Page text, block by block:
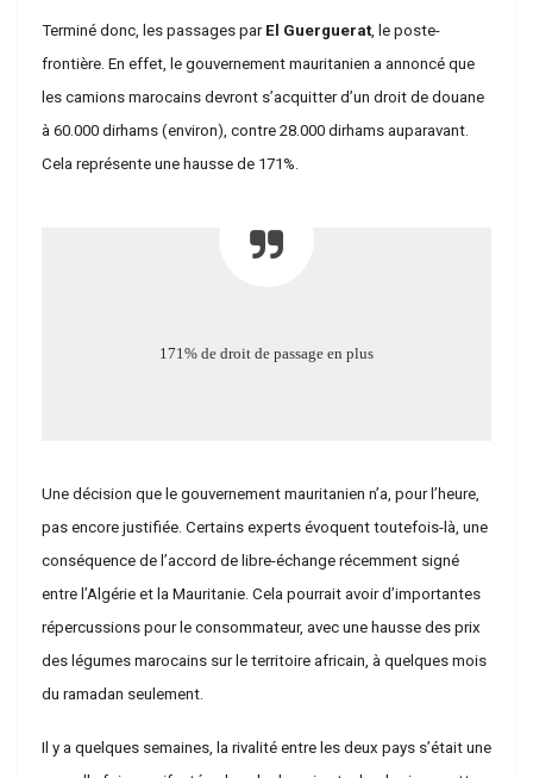
Terminé donc, les passages par El Guerguerat, le poste-
frontière. En effet, le gouvernement mauritanien a annoncé que
les camions marocains devront s’acquitter d’un droit de douane
à 60.000 dirhams (environ), contre 28.000 dirhams auparavant.
Cela représente une hausse de 171%.
171% de droit de passage en plus
Une décision que le gouvernement mauritanien n’a, pour l’heure,
pas encore justifiée. Certains experts évoquent toutefois-là, une
conséquence de l’accord de libre-échange récemment signé
entre l’Algérie et la Mauritanie. Cela pourrait avoir d’importantes
répercussions pour le consommateur, avec une hausse des prix
des légumes marocains sur le territoire africain, à quelques mois
du ramadan seulement.
Il y a quelques semaines, la rivalité entre les deux pays s’était une